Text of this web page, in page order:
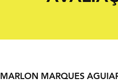
MARLON MARQUES